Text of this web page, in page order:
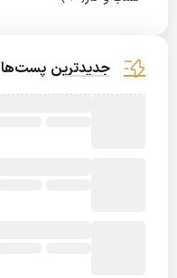
جدیدترین پست‌ها